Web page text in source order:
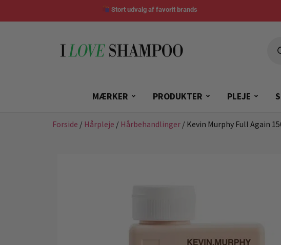
Stort udvalg af favorit brands
MÆRKER PRODUKTER PLEJE
Forside / Hårpleje / Hårbehandlinger / Kevin Murphy Full Again